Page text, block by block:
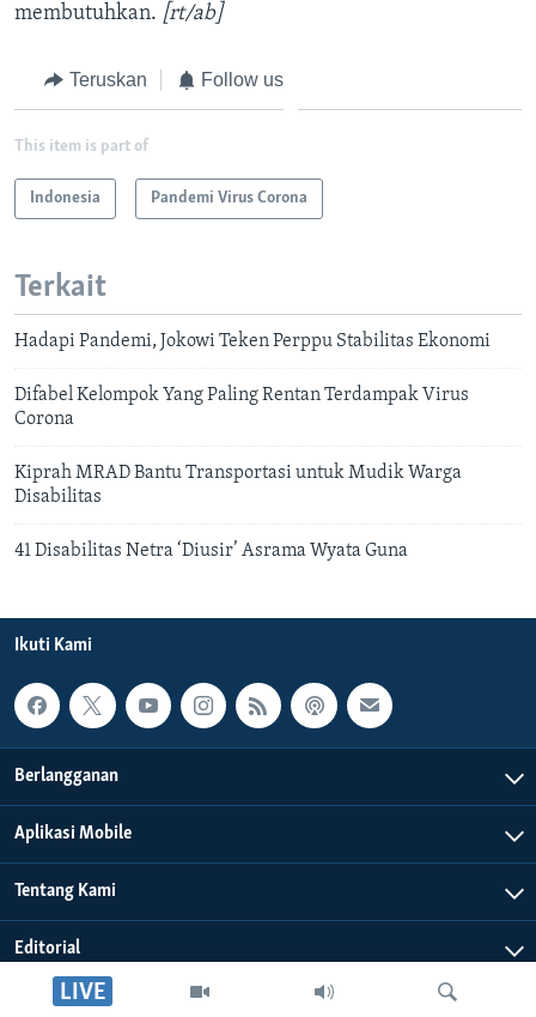
LIVE
membutuhkan. [rt/ab]
Teruskan Follow us
This item is part of
Indonesia Pandemi Virus Corona
Terkait
Hadapi Pandemi, Jokowi Teken Perppu Stabilitas Ekonomi
Difabel Kelompok Yang Paling Rentan Terdampak Virus
Corona
Kiprah MRAD Bantu Transportasi untuk Mudik Warga
Disabilitas
41 Disabilitas Netra ‘Diusir’ Asrama Wyata Guna
Ikuti Kami
Berlangganan
Aplikasi Mobile
Tentang Kami
Editorial